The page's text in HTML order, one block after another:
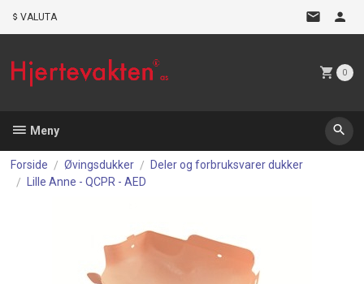
VALUTA
0
Meny
Forside Øvingsdukker
Deler og forbruksvarer dukker
Lille Anne - QCPR - AED